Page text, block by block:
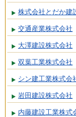
株式会社とだか建
交通産業株式会社
大澤建設株式会社
双葉工業株式会社
シン建工業株式会
岩田建設株式会社
内藤建設工業株式